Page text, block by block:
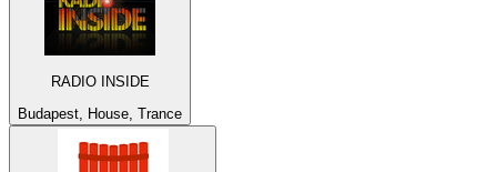
RADIO INSIDE
Budapest, House, Trance